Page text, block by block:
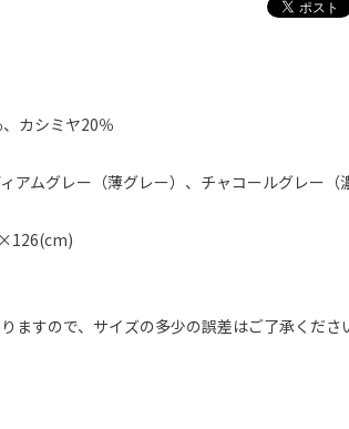
カシミヤ20％
アムグレー（薄グレー）、チャコールグレー（
ますので、サイズの多少の誤差はご了承くださ